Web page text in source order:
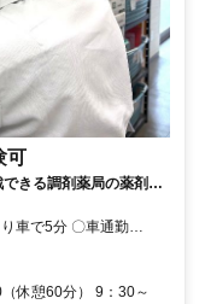
可
分 〇車通勤
休憩60分） 9：30～